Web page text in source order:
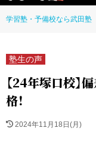
学習塾・予備校なら武田塾
塾生の声
【24年塚口校】
格！
2024年11月18日(月)